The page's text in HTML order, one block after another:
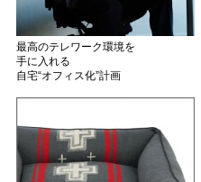
最高のテレワーク環境を
手に入れる
自宅“オフィス化”計画